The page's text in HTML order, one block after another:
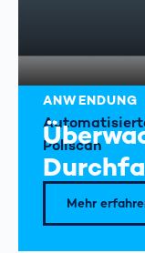
ANWENDUNG
Poliscan
Mehr